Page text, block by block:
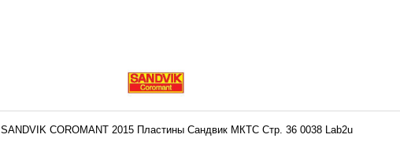
SANDVIK COROMANT 2015 Пластины Сандвик МКТС Стр. 36 0038 Lab2u